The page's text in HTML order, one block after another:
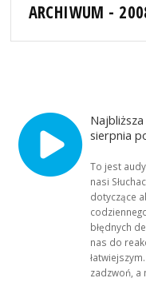
ARCHIWUM -
sierpnia
To jest
nasi
dotyczące
błędnych
nas do
zadzwoń, a